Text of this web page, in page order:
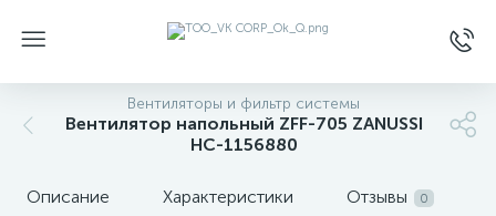
Вентиляторы и фильтр системы
Вентилятор напольный ZFF-705 ZANUSSI
НС-1156880
Описание Характеристики Отзывы 0